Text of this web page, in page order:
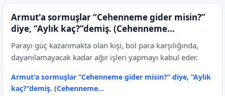
Armut'a sormuşlar “Cehenneme gider misin?”
diye, “Aylık kaç?”demiş. (Cehenneme...
Parayı güç kazanmakta olan kişi, bol para karşılığında,
dayanılamayacak kadar ağır işleri yapmayı kabul eder.
Armut'a sormuşlar “Cehenneme gider misin?” diye, “Aylık
kaç?”demiş. (Cehenneme...